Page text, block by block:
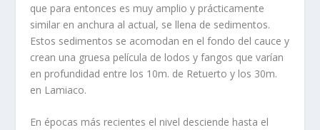
que para entonces es muy amplio y prácticamente
similar en anchura al actual, se llena de sedimentos.
Estos sedimentos se acomodan en el fondo del cauce y
crean una gruesa película de lodos y fangos que varían
en profundidad entre los 10m. de Retuerto y los 30m.
en Lamiaco.
En épocas más recientes el nivel desciende hasta el